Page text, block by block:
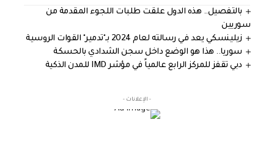
بالتفصيل.. هذه الدول علقت طلبات اللجوء المقدمة من
سوريين
زيلينسكي يعد في رسالته لعام 2024 بـ"تدمير" القوات الروسية
سوريا.. هذا هو الوضع داخل سجن الشدادي بالحسكة
دبي تقفز للمركز الرابع عالمياً في مؤشر IMD للمدن الذكية
- الإعلانات -